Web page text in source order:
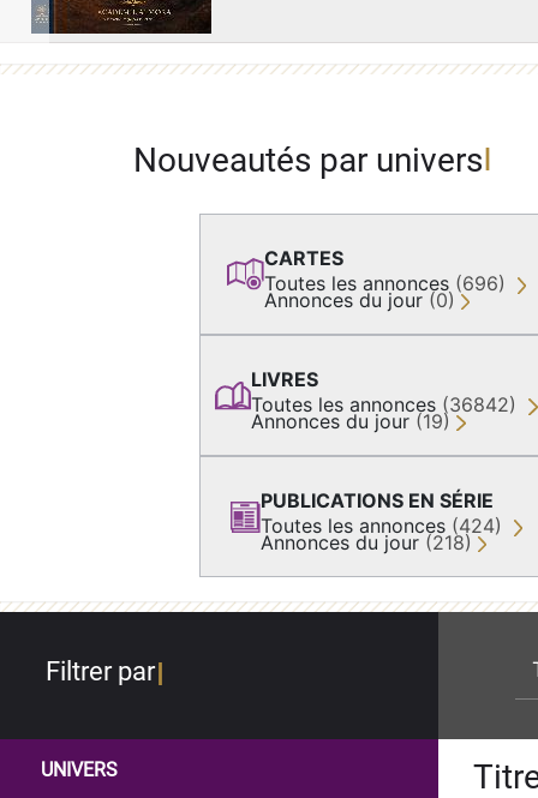
Nouveautés par univers
CARTES
Toutes les annonces (696)
Annonces du jour (0)
LIVRES
Toutes les annonces (36842)
Annonces du jour (19)
PUBLICATIONS EN SÉRIE
Toutes les annonces (424)
Annonces du jour (218)
Filtrer par
UNIVERS